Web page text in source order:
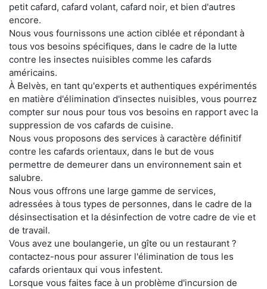
petit cafard, cafard volant, cafard noir, et bien d'autres
encore.
Nous vous fournissons une action ciblée et répondant à
tous vos besoins spécifiques, dans le cadre de la lutte
contre les insectes nuisibles comme les cafards
américains.
À Belvès, en tant qu'experts et authentiques expérimentés
en matière d'élimination d'insectes nuisibles, vous pourrez
compter sur nous pour tous vos besoins en rapport avec la
suppression de vos cafards de cuisine.
Nous vous proposons des services à caractère définitif
contre les cafards orientaux, dans le but de vous
permettre de demeurer dans un environnement sain et
salubre.
Nous vous offrons une large gamme de services,
adressées à tous types de personnes, dans le cadre de la
désinsectisation et la désinfection de votre cadre de vie et
de travail.
Vous avez une boulangerie, un gîte ou un restaurant ?
contactez-nous pour assurer l'élimination de tous les
cafards orientaux qui vous infestent.
Lorsque vous faites face à un problème d'incursion de